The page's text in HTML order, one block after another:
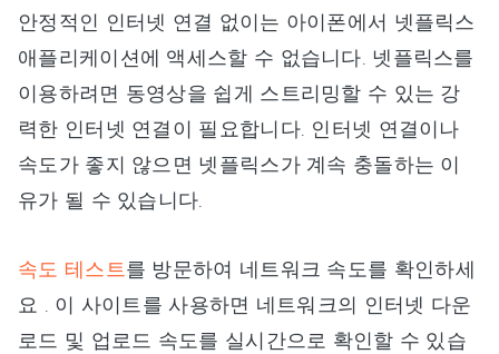
안정적인 인터넷 연결 없이는 아이폰에서 넷플릭스
애플리케이션에 액세스할 수 없습니다. 넷플릭스를
이용하려면 동영상을 쉽게 스트리밍할 수 있는 강
력한 인터넷 연결이 필요합니다. 인터넷 연결이나
속도가 좋지 않으면 넷플릭스가 계속 충돌하는 이
유가 될 수 있습니다.
속도 테스트를 방문하여 네트워크 속도를 확인하세
요 . 이 사이트를 사용하면 네트워크의 인터넷 다운
로드 및 업로드 속도를 실시간으로 확인할 수 있습